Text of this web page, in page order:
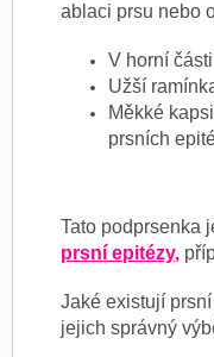
ablaci prsu nebo
V horní
Užší
Měkké
prsních
Tato podprsenka
prsní epitézy,
Jaké existují
jejich správný